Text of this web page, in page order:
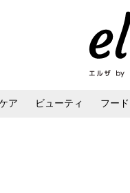
ア ビューティ フード